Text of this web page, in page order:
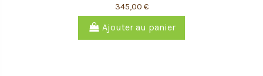
345,00 €
Ajouter au panier